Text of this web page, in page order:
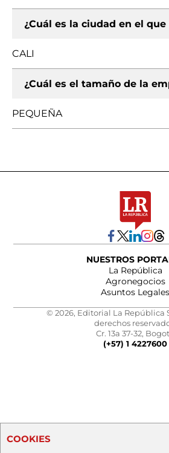
¿Cuál es la ciudad en el
CALI
¿Cuál es el tamaño de la
PEQUEÑA
NUESTROS
La República
Agronegocios
Asuntos Legales
© 2026, Editorial La República
derechos
Cr. 13a 37-32,
(+57) 1 4227600
COOKIES